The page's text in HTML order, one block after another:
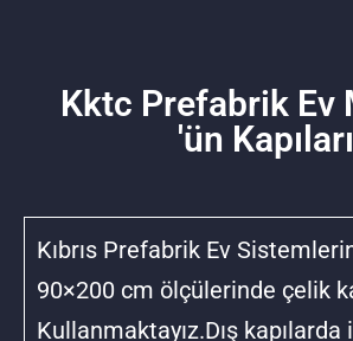
Kktc Prefabrik Ev
'ün Kapıları
Kıbrıs Prefabrik Ev
90×200 cm ölçülerinde çelik
Kullanmaktayız.Dış